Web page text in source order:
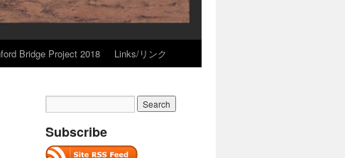
Bridge Project 2018 Links/リンク
Subscribe